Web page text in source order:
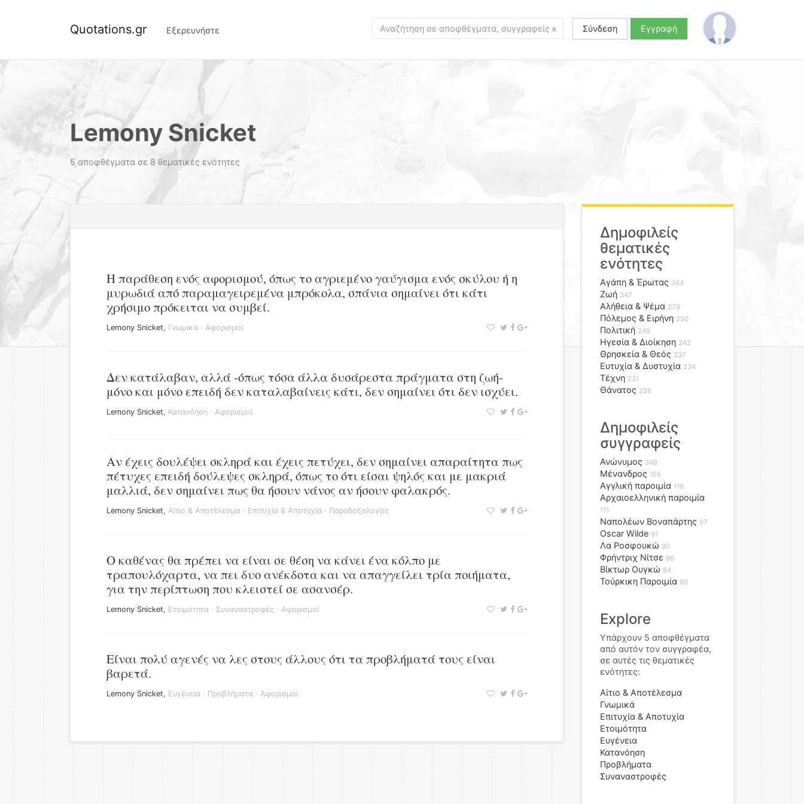
Quotations.gr Εξερευνήστε Σύνδεση Εγγραφή
Lemony Snicket
5 αποφθέγματα σε 8 θεματικές ενότητες
Η παράθεση ενός αφορισμού, όπως το αγριεμένο γαύγισμα ενός σκύλου ή η
μυρωδιά από παραμαγειρεμένα μπρόκολα, σπάνια σημαίνει ότι κάτι
χρήσιμο πρόκειται να συμβεί.
Lemony Snicket, Γνωμικά · Αφορισμοί
Δεν κατάλαβαν, αλλά -όπως τόσα άλλα δυσάρεστα πράγματα στη ζωή-
μόνο και μόνο επειδή δεν καταλαβαίνεις κάτι, δεν σημαίνει ότι δεν ισχύει.
Lemony Snicket, Κατανόηση · Αφορισμοί
Αν έχεις δουλέψει σκληρά και έχεις πετύχει, δεν σημαίνει απαραίτητα πως
πέτυχες επειδή δούλεψες σκληρά, όπως το ότι είσαι ψηλός και με μακριά
μαλλιά, δεν σημαίνει πως θα ήσουν νάνος αν ήσουν φαλακρός.
Lemony Snicket, Αίτιο & Αποτέλεσμα · Επιτυχία & Αποτυχία · Παραδοξολογίες
Ο καθένας θα πρέπει να είναι σε θέση να κάνει ένα κόλπο με
τραπουλόχαρτα, να πει δυο ανέκδοτα και να απαγγείλει τρία ποιήματα,
για την περίπτωση που κλειστεί σε ασανσέρ.
Lemony Snicket, Ετοιμότητα · Συναναστροφές · Αφορισμοί
Είναι πολύ αγενές να λες στους άλλους ότι τα προβλήματά τους είναι
βαρετά.
Lemony Snicket, Ευγένεια · Προβλήματα · Αφορισμοί
Δημοφιλείς
θεματικές
ενότητες
Αγάπη & Έρωτας 364
Ζωή 347
Αλήθεια & Ψέμα 279
Πόλεμος & Ειρήνη 250
Πολιτική 249
Ηγεσία & Διοίκηση 242
Θρησκεία & Θεός 237
Ευτυχία & Δυστυχία 234
Τέχνη 231
Θάνατος 226
Δημοφιλείς
συγγραφείς
Ανώνυμος 348
Μένανδρος 155
Αγγλική παροιμία 116
Αρχαιοελληνική παροιμία
111
Ναπολέων Βοναπάρτης 97
Oscar Wilde 91
Λα Ροσφουκώ 90
Φρήντριχ Νίτσε 86
Βίκτωρ Ουγκώ 84
Τούρκικη Παροιμία 80
Explore
Υπάρχουν 5 αποφθέγματα
από αυτόν τον συγγραφέα,
σε αυτές τις θεματικές
ενότητες:
Αίτιο & Αποτέλεσμα
Γνωμικά
Επιτυχία & Αποτυχία
Ετοιμότητα
Ευγένεια
Κατανόηση
Προβλήματα
Συναναστροφές